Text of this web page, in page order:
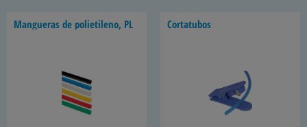
Mangueras de polietileno, PL Cortatubos